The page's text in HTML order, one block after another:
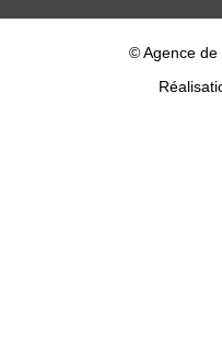
© Agence de